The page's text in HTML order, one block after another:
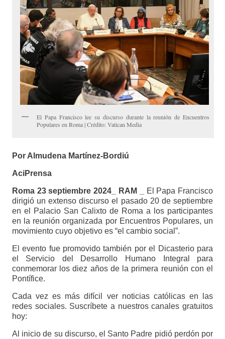
El Papa Francisco lee su discurso durante la reunión de Encuentros
Populares en Roma | Crédito: Vatican Media
Por Almudena Martínez-Bordiú
AciPrensa
Roma 23 septiembre 2024_ RAM _
El Papa Francisco
dirigió un extenso discurso el pasado 20 de septiembre
en el Palacio San Calixto de Roma a los participantes
en la reunión organizada por Encuentros Populares, un
movimiento cuyo objetivo es “el cambio social”.
El evento fue promovido también por el Dicasterio para
el Servicio del Desarrollo Humano Integral para
conmemorar los diez años de la primera reunión con el
Pontífice.
Cada vez es más difícil ver noticias católicas en las
redes sociales. Suscríbete a nuestros canales gratuitos
hoy:
Al inicio de su discurso, el Santo Padre pidió perdón por